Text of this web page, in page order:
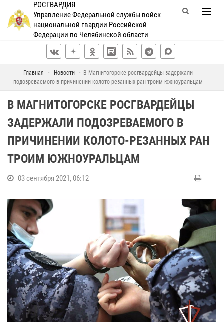
РОСГВАРДИЯ
Управление Федеральной службы войск
национальной гвардии Российской
Федерации по Челябинской области
Главная Новости
В Магнитогорске росгвардейцы задержали
подозреваемого в причинении колото-резанных ран троим южноуральцам
В МАГНИТОГОРСКЕ РОСГВАРДЕЙЦЫ
ЗАДЕРЖАЛИ ПОДОЗРЕВАЕМОГО В
ПРИЧИНЕНИИ КОЛОТО-РЕЗАННЫХ РАН
ТРОИМ ЮЖНОУРАЛЬЦАМ
03 сентября 2021, 06:12